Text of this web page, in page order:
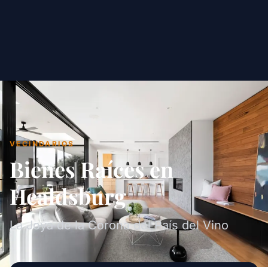
VECINDARIOS
Bienes Raíces en
Healdsburg
La Joya de la Corona del País del Vino